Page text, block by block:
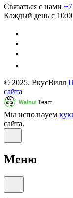
Связаться с нами
Каждый день с
© 2025. ВкусВилл
сайта
Мы используем
сайта.
Меню